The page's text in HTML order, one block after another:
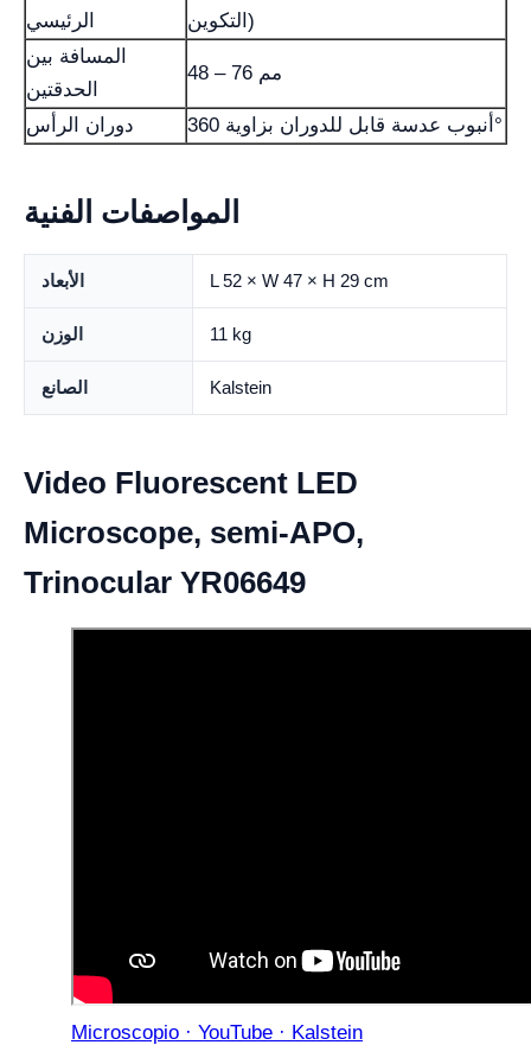
الرئيسي
التكوين)
المسافة بين
الحدقتين
48 – 76 مم
دوران الرأس أنبوب عدسة قابل للدوران بزاوية 360°
المواصفات الفنية
الأبعاد L 52 × W 47 × H 29 cm
الوزن 11 kg
الصانع Kalstein
Video Fluorescent LED
Microscope, semi-APO,
Trinocular YR06649
Microscopio · YouTube · Kalstein